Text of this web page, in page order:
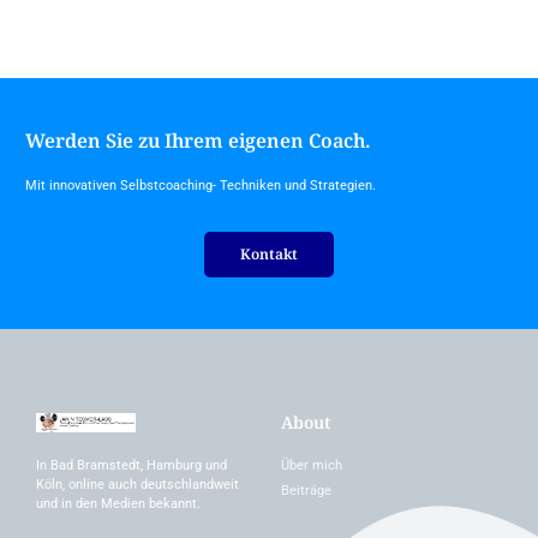
Werden Sie zu Ihrem eigenen Coach.
Mit innovativen Selbstcoaching- Techniken und Strategien.
Kontakt
In Bad Bramstedt, Hamburg und
Köln, online auch deutschlandweit
und in den Medien bekannt.
About
Über mich
Beiträge